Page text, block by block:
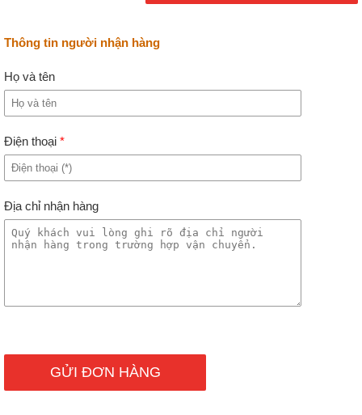
Thông tin người nhận hàng
Họ và tên
Điện thoại*
Địa chỉ nhận hàng